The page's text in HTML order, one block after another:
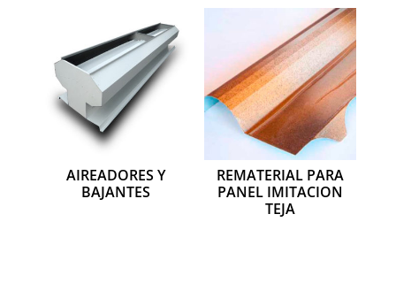
AIREADORES Y
BAJANTES
REMATERIAL PARA
PANEL IMITACION
TEJA